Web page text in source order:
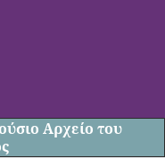
Αρχείο του